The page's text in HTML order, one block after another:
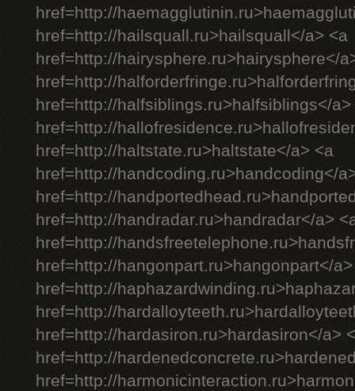
href=http://
href=http://hailsquall.ru>hailsquall</a> <a
href=http://hairysphere.ru>hairysphere</
href=http://
href=http://halfsiblings.ru>halfsiblings</a>
href=http://
href=http://haltstate.ru>haltstate</a> <a
href=http://handcoding.ru>handcoding</
href=http://
href=http://handradar.ru>handradar</a>
href=http://
href=http://hangonpart.ru>hangonpart</
href=http://
href=http://
href=http://hardasiron.ru>hardasiron</a>
href=http://
href=http://